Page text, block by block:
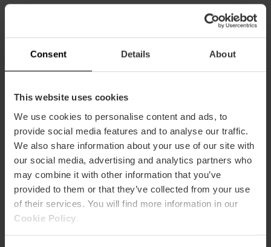
Consent Details About
This website uses cookies
We use cookies to personalise content and ads, to
provide social media features and to analyse our traffic.
We also share information about your use of our site with
our social media, advertising and analytics partners who
may combine it with other information that you’ve
provided to them or that they’ve collected from your use
of their services. You will find more information in our
Cookie Policy
– ATM (Arte en todo
¡Un virus que impide madurar a las personas bajo la
promesa de una eterna juventud amenaza a la
humanidad! En medio de esta distorsión, Wendy —la
del tiempo.
V10. SR. BIEN– Acting in English – C/ Cádiz,
29
Un recital en el que padre e hijo se suben juntos a las
tablas para ofrecerte una propuesta muy emocionante
sobre la herencia familiar.